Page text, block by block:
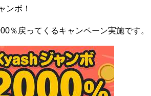
ンボ！
％戻ってくるキャンペーン実施です。